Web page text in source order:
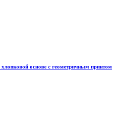
основе с геометричным принтом